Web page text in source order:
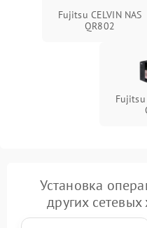
Fujitsu CELVIN NAS
QR802
Fujitsu
Установка
других